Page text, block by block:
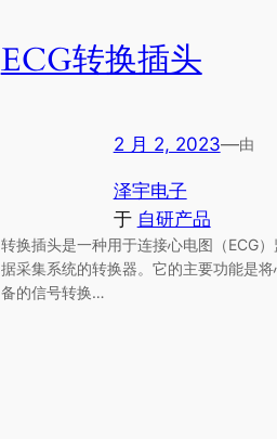
ECG转换插头
2 月 2, 2023—由
泽宇电子
于 自研产品
转换插头是一种用于连接心电图（ECG
据采集系统的转换器。它的主要功能是
备的信号转换…